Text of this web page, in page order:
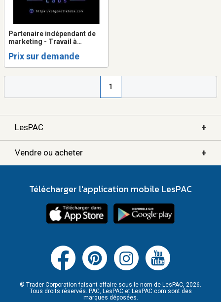
Partenaire indépendant de
marketing - Travail à
Prix sur demande
1
LesPAC +
Vendre ou acheter +
Télécharger l'application mobile LesPAC
© Trader Corporation faisant affaire sous le nom de LesPAC, 2026.
Tous droits réservés. PAC, LesPAC et LesPAC.com sont des
marques déposées.